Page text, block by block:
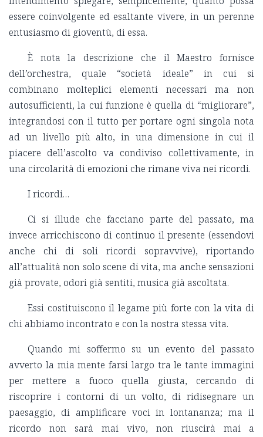
essere coinvolgente ed esaltante vivere, in un perenne
entusiasmo di gioventù, di essa.
È nota la descrizione che il Maestro fornisce
dell’orchestra, quale “società ideale” in cui si
combinano molteplici elementi necessari ma non
autosufficienti, la cui funzione è quella di “migliorare”,
integrandosi con il tutto per portare ogni singola nota
ad un livello più alto, in una dimensione in cui il
piacere dell’ascolto va condiviso collettivamente, in
una circolarità di emozioni che rimane viva nei ricordi.
I ricordi…
Ci si illude che facciano parte del passato, ma
invece arricchiscono di continuo il presente (essendovi
anche chi di soli ricordi sopravvive), riportando
all’attualità non solo scene di vita, ma anche sensazioni
già provate, odori già sentiti, musica già ascoltata.
Essi costituiscono il legame più forte con la vita di
chi abbiamo incontrato e con la nostra stessa vita.
Quando mi soffermo su un evento del passato
avverto la mia mente farsi largo tra le tante immagini
per mettere a fuoco quella giusta, cercando di
riscoprire i contorni di un volto, di ridisegnare un
paesaggio, di amplificare voci in lontananza; ma il
ricordo non sarà mai vivo, non riuscirà mai a